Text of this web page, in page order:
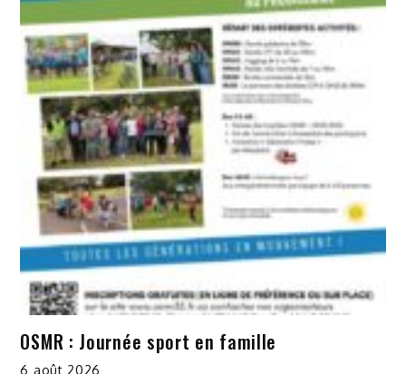
OSMR : Journée sport en famille
6 août 2026